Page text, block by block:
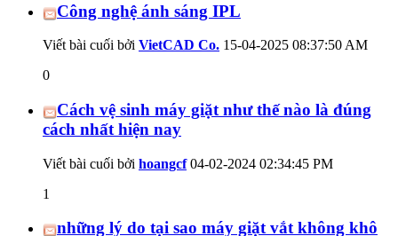
Công nghệ ánh sáng IPL
Viết bài cuối bởi VietCAD Co. 15-04-2025 08:37:50 AM
0
Cách vệ sinh máy giặt như thế nào là đúng
cách nhất hiện nay
Viết bài cuối bởi hoangcf04-02-2024 02:34:45 PM
1
những lý do tại sao máy giặt vắt không khô